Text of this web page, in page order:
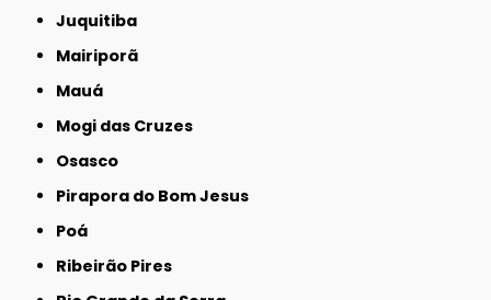
Juquitiba
Mairiporã
Mauá
Mogi das Cruzes
Osasco
Pirapora do Bom Jesus
Poá
Ribeirão Pires